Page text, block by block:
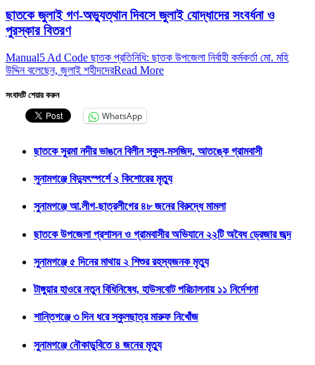
ছাতকে জুলাই গণ-অভ্যুত্থান দিবসে জুলাই যোদ্ধাদের সংবর্ধনা ও
পুরস্কার বিতরণ
Manual5 Ad Code ছাতক প্রতি‌নি‌ধি: ছাতক উপজেলা নির্বাহী কর্মকর্তা মো. মহি
উদ্দিন বলেছেন, জুলাই শহীদদেরRead More
সংবাদটি শেয়ার করুন
WhatsApp
ছাতকে সুরমা নদীর ভাঙনে বিলীন স্কুল-মসজিদ, আতঙ্কে গ্রামবাসী
সুনামগঞ্জে বিদ্যুৎস্পর্শে ২ কিশোরের মৃত্যু
সুনামগঞ্জে আ.লীগ-ছাত্রলীগের ৪৮ জনের বিরুদ্ধে মামলা
ছাতকে উপজেলা প্রশাসন ও গ্রামবাসীর অভিযানে ২২টি অবৈধ ড্রেজার জব্দ
সুনামগঞ্জে ৫ দিনের মাথায় ২ শিশুর রহস্যজনক মৃত্যু
টাঙ্গুয়ার হাওরে নতুন বিধিনিষেধ, হাউসবোট পরিচালনায় ১১ নির্দেশনা
শান্তিগঞ্জে ৩ দিন ধরে স্কুলছাত্র মারুফ নিখোঁজ
সুনামগঞ্জে নৌকাডুবিতে ৪ জনের মৃত্যু